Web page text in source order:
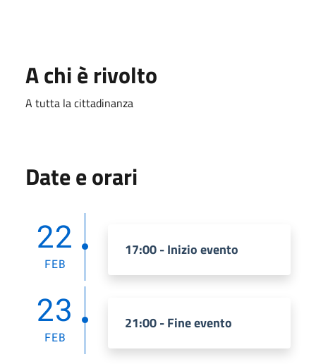
A chi è rivolto
A tutta la cittadinanza
Date e orari
22
FEB
17:00 - Inizio evento
23
FEB
21:00 - Fine evento